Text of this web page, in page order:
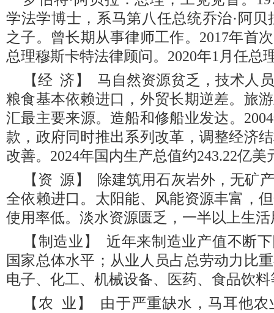
学法学博士，系马第八任总统乔治·阿贝
之子。曾长期从事律师工作。2017年首
总理穆斯卡特法律顾问。2020年1月任总
【经 济】 马自然资源贫乏，技术人
粮食基本依赖进口，外贸长期逆差。旅
汇最主要来源。造船和修船业发达。
款，政府同时推出系列改革，调整经济
改善。2024年国内生产总值约243.22亿美
【资 源】 除建筑用石灰岩外，无矿
全依赖进口。太阳能、风能资源丰富，
使用率低。淡水资源匮乏，一半以上生
【制造业】 近年来制造业产值不断
国家总体水平；从业人员占总劳动力比
电子、化工、机械设备、医药、食品饮料
【农 业】 由于严重缺水，马耳他